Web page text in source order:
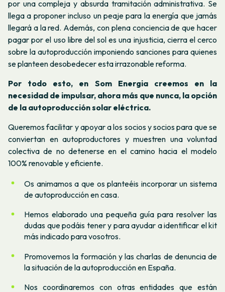
por una compleja y absurda tramitación administrativa. Se
llega a proponer incluso un peaje para la energía que jamás
llegará a la red. Además, con plena conciencia de que hacer
pagar por el uso libre del sol es una injusticia, cierra el cerco
sobre la autoproducción imponiendo sanciones para quienes
se planteen desobedecer esta irrazonable reforma.
Por todo esto, en Som Energia creemos en la
necesidad de impulsar, ahora más que nunca, la opción
de la autoproducción solar eléctrica.
Queremos facilitar y apoyar a los socios y socios para que se
conviertan en autoproductores y muestren una voluntad
colectiva de no detenerse en el camino hacia el modelo
100% renovable y eficiente.
Os animamos a que os planteéis incorporar un sistema
de autoproducción en casa.
Hemos elaborado una pequeña guía para resolver las
dudas que podáis tener y para ayudar a identificar el kit
más indicado para vosotros.
Promovemos la formación y las charlas de denuncia de
la situación de la autoproducción en España.
Nos coordinaremos con otras entidades que están